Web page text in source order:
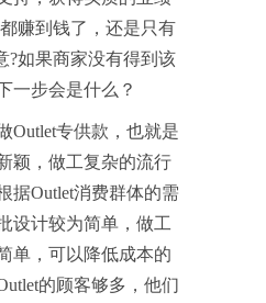
赚到钱了，还是只有
?如果商家没有得到该
一步会是什么？
Outlet专供款，也就是
颖，做工复杂的流行
据Outlet消费群体的需
设计较为简单，做工
单，可以降低成本的
的顾客够多，他们